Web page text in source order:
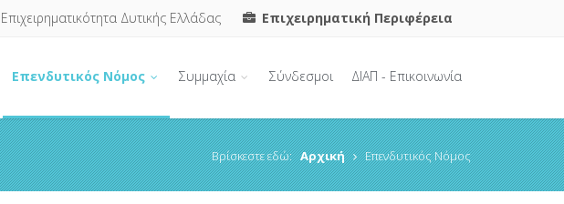
Επιχειρηματικότητα Δυτικής Ελλάδας Επιχειρηματική Περιφέρεια
Επενδυτικός Νόμος Συμμαχία Σύνδεσμοι ΔΙΑΠ - Επικοινωνία
Βρίσκεστε εδώ: Αρχική Επενδυτικός Νόμος